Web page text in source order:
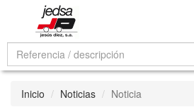
Inicio Noticias Noticia